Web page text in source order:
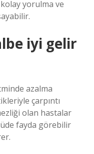
yorulma ve
iyi gelir
azalma
çarpıntı
olan hastalar
fayda görebilir